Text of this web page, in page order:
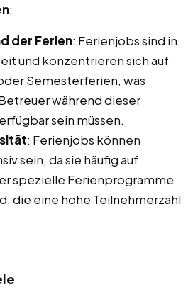
:
der Ferien: Ferienjobs sind in
und konzentrieren sich auf
Semesterferien, was
während dieser
sein müssen.
: Ferienjobs können
sein, da sie häufig auf
spezielle Ferienprogramme
die eine hohe Teilnehmerzahl